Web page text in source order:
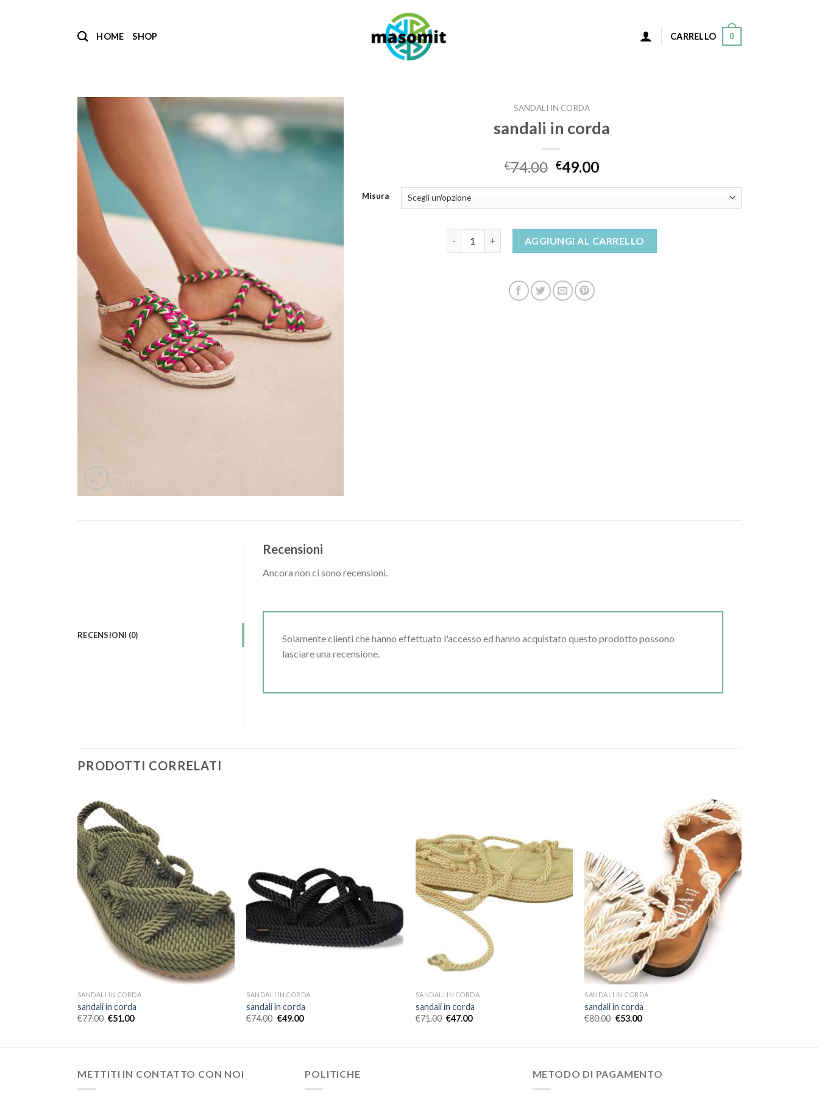
HOME SHOP CARRELLO 0
SANDALI IN CORDA
sandali in corda
€74.00 €49.00
Misura
AGGIUNGI AL CARRELLO
RECENSIONI (0)
Recensioni
Ancora non ci sono recensioni.
Solamente clienti che hanno effettuato l'accesso ed hanno acquistato questo prodotto possono
lasciare una recensione.
PRODOTTI CORRELATI
SANDALI IN CORDA
sandali in corda
€77.00 €51.00
SANDALI IN CORDA
sandali in corda
€74.00 €49.00
SANDALI IN CORDA
sandali in corda
€71.00 €47.00
SANDALI IN CORDA
sandali in corda
€80.00 €53.00
METTITI IN CONTATTO CON NOI POLITICHE METODO DI PAGAMENTO